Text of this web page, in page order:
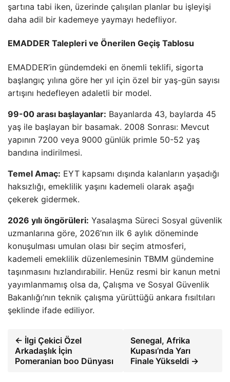
şartına tabi iken, üzerinde çalışılan planlar bu işleyişi
daha adil bir kademeye yaymayı hedefliyor.
EMADDER Talepleri ve Önerilen Geçiş Tablosu
EMADDER’in gündemdeki en önemli teklifi, sigorta
başlangıç yılına göre her yıl için özel bir yaş-gün sayısı
artışını hedefleyen adaletli bir model.
99-00 arası başlayanlar: Bayanlarda 43, baylarda 45
yaş ile başlayan bir basamak. 2008 Sonrası: Mevcut
yapının 7200 veya 9000 günlük primle 50-52 yaş
bandına indirilmesi.
Temel Amaç: EYT kapsamı dışında kalanların yaşadığı
haksızlığı, emeklilik yaşını kademeli olarak aşağı
çekerek gidermek.
2026 yılı öngörüleri: Yasalaşma Süreci Sosyal güvenlik
uzmanlarına göre, 2026’nın ilk 6 aylık döneminde
konuşulması umulan olası bir seçim atmosferi,
kademeli emeklilik düzenlemesinin TBMM gündemine
taşınmasını hızlandırabilir. Henüz resmi bir kanun metni
yayımlanmamış olsa da, Çalışma ve Sosyal Güvenlik
Bakanlığı’nın teknik çalışma yürüttüğü ankara fısıltıları
şeklinde ifade ediliyor.
← İlgi Çekici Özel
Arkadaşlık İçin
Pomeranian boo Dünyası
Senegal, Afrika
Kupası’nda Yarı
Finale Yükseldi →